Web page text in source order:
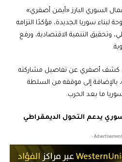
السوري البارز «أيمن أصفري»
لبناء سوريا الجديدة، مؤكدًا التزامه
وتحقيق التنمية الاقتصادية، ورفع
كشف أصفري عن تفاصيل مشاركته
بالإضافة إلى موقفه من السلطة
ما بعد الحرب.
يدعم التحول الديمقراطي